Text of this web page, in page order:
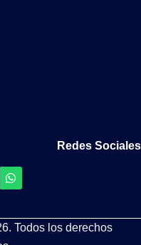
Redes Sociales
W
h
s
aTodos los derechos